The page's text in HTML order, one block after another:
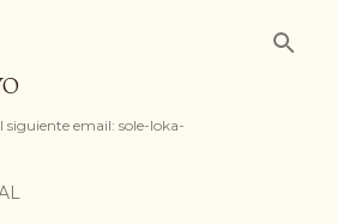
email: sole-loka-